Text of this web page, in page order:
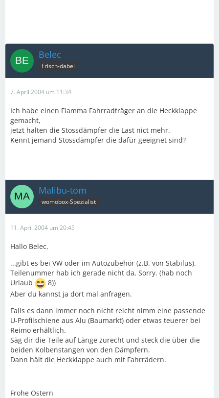
Belec
Frisch-dabei
7. April 2004 um 11:34
Ich habe einen Fiamma Fahrradträger an die Heckklappe
gemacht,
jetzt halten die Stossdämpfer die Last nict mehr.
Kennt jemand Stossdämpfer die dafür geeignet sind?
Malibu-tom
womobox-Spezialist
11. April 2004 um 20:45
Hallo Belec,
...gibt es bei VW oder im Autozubehör (z.B. von Stabilus).
Teilenummer hab ich gerade nicht da, Sorry. (hab noch
Urlaub
8))
Aber du kannst ja dort mal anfragen.
Falls es dann immer noch nicht reicht nimm eine passende
U-Profilschiene aus Alu (Baumarkt) oder etwas teuerer bei
Reimo erhältlich.
Säg dir die Teile auf Länge zurecht und steck die über die
beiden Kolbenstangen von den Dämpfern.
Dann hält die Heckklappe auch mit Fahrrädern.
Frohe Ostern